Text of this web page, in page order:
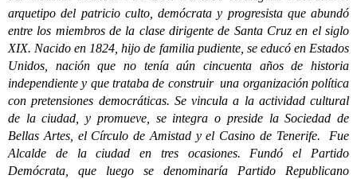
arquetipo del patricio culto, demócrata y progresista que abundó
entre los miembros de la clase dirigente de Santa Cruz en el siglo
XIX. Nacido en 1824, hijo de familia pudiente, se educó en Estados
Unidos, nación que no tenía aún cincuenta años de historia
independiente y que trataba de construir una organización política
con pretensiones democráticas. Se vincula a la actividad cultural
de la ciudad, y promueve, se integra o preside la Sociedad de
Bellas Artes, el Círculo de Amistad y el Casino de Tenerife. Fue
Alcalde de la ciudad en tres ocasiones. Fundó el Partido
Demócrata, que luego se denominaría Partido Republicano